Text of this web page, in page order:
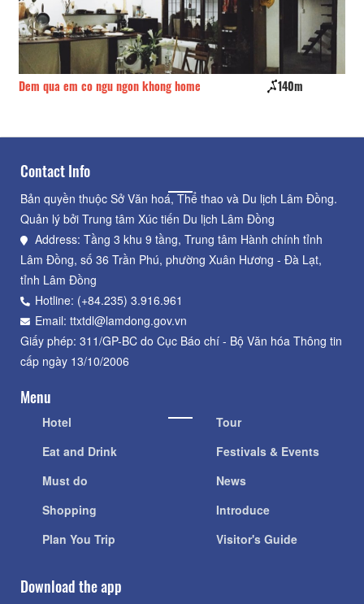
Dem qua em co ngu ngon khong home 140m
Contact Info
Bản quyền thuộc Sở Văn hoá, Thể thao và Du lịch Lâm Đồng.
Quản lý bởi Trung tâm Xúc tiến Du lịch Lâm Đồng
Address: Tầng 3 khu 9 tầng, Trung tâm Hành chính tỉnh
Lâm Đồng, số 36 Trần Phú, phường Xuân Hương - Đà Lạt,
tỉnh Lâm Đồng
Hotline: (+84.235) 3.916.961
Email: ttxtdl@lamdong.gov.vn
Giấy phép: 311/GP-BC do Cục Báo chí - Bộ Văn hóa Thông tin
cấp ngày 13/10/2006
Menu
Hotel
Eat and Drink
Must do
Shopping
Plan You Trip
Tour
Festivals & Events
News
Introduce
Visitor's Guide
Download the app